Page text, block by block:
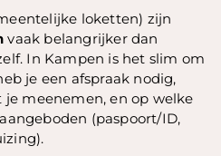
loketten) zijn
vaak belangrijker dan
In Kampen is het slim om
je een afspraak nodig,
meenemen, en op welke
(paspoort/ID,